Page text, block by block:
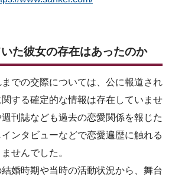
た彼女の存在はあったのか
での交際については、公に報道され
する確定的な情報は存在していませ
刊誌なども過去の恋愛関係を報じた
ンタビューなどで恋愛遍歴に触れる
せんでした。
婚時期や当時の活動状況から、舞台